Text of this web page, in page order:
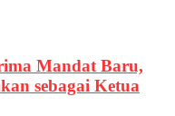
Mandat Baru,
sebagai Ketua